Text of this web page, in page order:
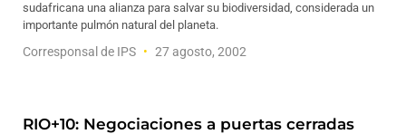
sudafricana una alianza para salvar su biodiversidad, considerada un
importante pulmón natural del planeta.
Corresponsal de IPS 27 agosto, 2002
RIO+10: Negociaciones a puertas cerradas